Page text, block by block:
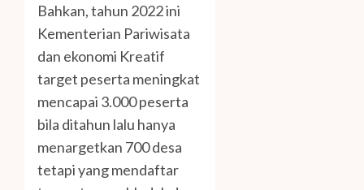
Bahkan, tahun 2022 ini
Kementerian Pariwisata
dan ekonomi Kreatif
target peserta meningkat
mencapai 3.000 peserta
bila ditahun lalu hanya
menargetkan 700 desa
tetapi yang mendaftar